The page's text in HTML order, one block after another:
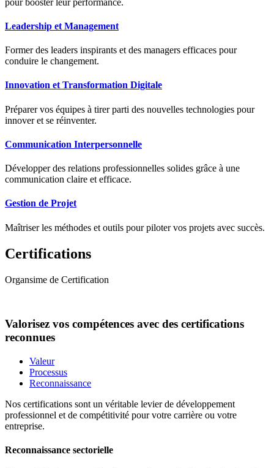
Leadership et Management
Former des leaders inspirants et des managers efficaces pour
conduire le changement.
Innovation et Transformation Digitale
Préparer vos équipes à tirer parti des nouvelles technologies pour
innover et se réinventer.
Communication Interpersonnelle
Développer des relations professionnelles solides grâce à une
communication claire et efficace.
Gestion de Projet
Maîtriser les méthodes et outils pour piloter vos projets avec succès.
Certifications
Organsime de Certification
Valorisez vos compétences avec des certifications
reconnues
Valeur
Processus
Reconnaissance
Nos certifications sont un véritable levier de développement
professionnel et de compétitivité pour votre carrière ou votre
entreprise.
Reconnaissance sectorielle